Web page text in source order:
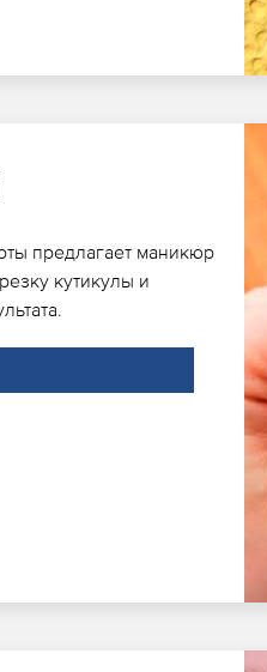
предлагает маникюр
кутикулы и